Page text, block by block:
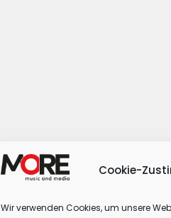
Cookie-
Wir verwenden Cookies, um unsere